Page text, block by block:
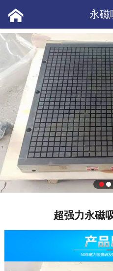
永磁

超强力永磁